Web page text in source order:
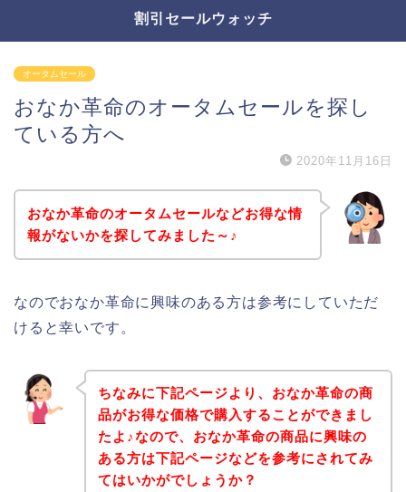
割引セールウォッチ
オータムセール
おなか革命のオータムセールを探し
ている方へ
2020年11月16日
おなか革命のオータムセールなどお得な情
報がないかを探してみました～♪
なのでおなか革命に興味のある方は参考にしていただ
けると幸いです。
ちなみに下記ページより、おなか革命の商
品がお得な価格で購入することができまし
たよ♪なので、おなか革命の商品に興味の
ある方は下記ページなどを参考にされてみ
てはいかがでしょうか？